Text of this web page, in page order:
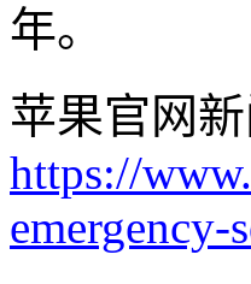
年。
苹果官网
https://